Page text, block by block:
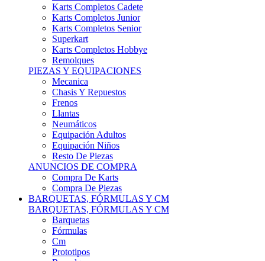
Karts Completos Cadete
Karts Completos Junior
Karts Completos Senior
Superkart
Karts Completos Hobbye
Remolques
PIEZAS Y EQUIPACIONES
Mecanica
Chasis Y Repuestos
Frenos
Llantas
Neumáticos
Equipación Adultos
Equipación Niños
Resto De Piezas
ANUNCIOS DE COMPRA
Compra De Karts
Compra De Piezas
BARQUETAS, FÓRMULAS Y CM
BARQUETAS, FÓRMULAS Y CM
Barquetas
Fórmulas
Cm
Prototipos